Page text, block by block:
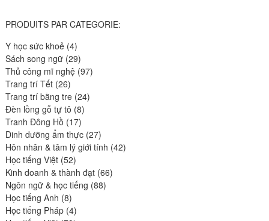
PRODUITS PAR CATEGORIE:
Y học sức khoẻ 44
produits
Sách song ngữ 2929
produits
Thủ công mĩ nghệ 9797
Trang trí Tết 2626
produits
Trang trí bằng tre 2424
Đèn lồng gỗ tự tô 88
produits
Tranh Đông Hồ 1717
produits
Dinh dưỡng ẩm thực 2727
produits
Hôn nhân & tâm lý giới tính 4242
Học tiếng Việt 5252
produits
Kinh doanh & thành đạt 6666
Ngôn ngữ & học tiếng 8888
Học tiếng Anh 88
produits
Học tiếng Pháp 44